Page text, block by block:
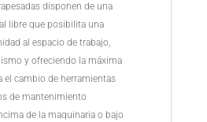
disponen de una
libre que posibilita una
al espacio de trabajo,
y ofreciendo la máxima
el cambio de herramientas
de mantenimiento
de la maquinaria o bajo